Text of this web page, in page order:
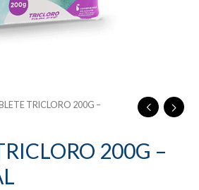
TRICLORO 200G –
200G –